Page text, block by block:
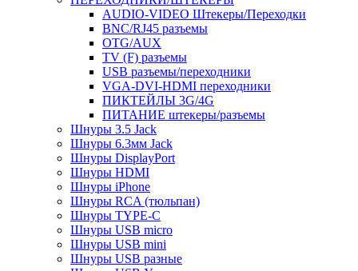
AUDIO-VIDEO Штекеры/Переходки
BNC/RJ45 разъемы
OTG/AUX
TV (F) разъемы
USB разъемы/переходники
VGA-DVI-HDMI переходники
ПИКТЕЙЛЫ 3G/4G
ПИТАНИЕ штекеры/разъемы
Шнуры 3.5 Jack
Шнуры 6.3мм Jack
Шнуры DisplayPort
Шнуры HDMI
Шнуры iPhone
Шнуры RCA (тюльпан)
Шнуры TYPE-C
Шнуры USB micro
Шнуры USB mini
Шнуры USB разные